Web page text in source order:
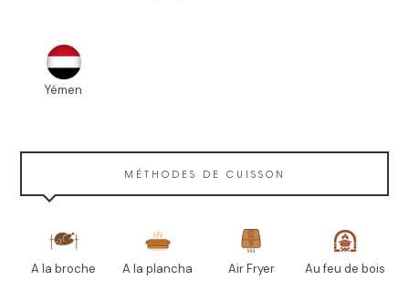
Yémen
MÉTHODES DE CUISSON
A la broche A la plancha Air Fryer Au feu de bois